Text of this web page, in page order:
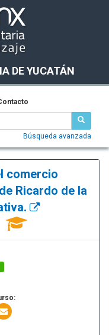
DE YUCATÁN
Búsqueda avanzada
comercio
Ricardo de la